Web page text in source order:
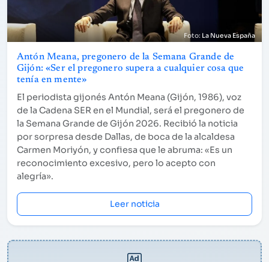
La Nueva España
Antón Meana, pregonero de la Semana Grande de
Gijón: «Ser el pregonero supera a cualquier cosa que
tenía en mente»
El periodista gijonés Antón Meana (Gijón, 1986), voz
de la Cadena SER en el Mundial, será el pregonero de
la Semana Grande de Gijón 2026. Recibió la noticia
por sorpresa desde Dallas, de boca de la alcaldesa
Carmen Moriyón, y confiesa que le abruma: «Es un
reconocimiento excesivo, pero lo acepto con
alegría».
Leer noticia